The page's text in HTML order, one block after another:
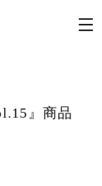
』商品